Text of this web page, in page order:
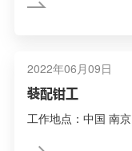
2022年06月09日
装配钳工
工作地点：中国 南京